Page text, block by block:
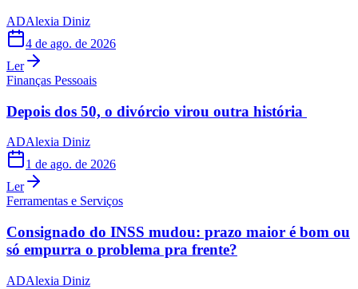
ADAlexia Diniz
4 de ago. de 2026
Ler
Finanças Pessoais
Depois dos 50, o divórcio virou outra história
ADAlexia Diniz
1 de ago. de 2026
Ler
Ferramentas e Serviços
Consignado do INSS mudou: prazo maior é bom ou
só empurra o problema pra frente?
ADAlexia Diniz